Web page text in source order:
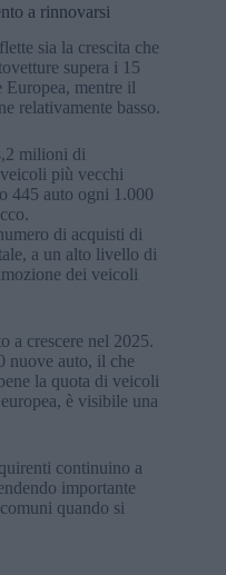
a rinnovarsi
sia la crescita che
supera i 15
mentre il
relativamente basso.
milioni di
più vecchi
445 auto ogni 1.000
di acquisti di
a un alto livello di
dei veicoli
a crescere nel 2025.
nuove auto, il che
la quota di veicoli
è visibile una
continuino a
importante
quando si